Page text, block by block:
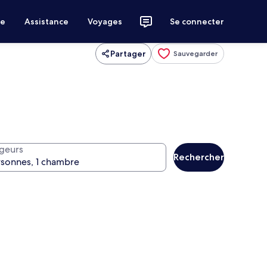
Assistance Voyages Se connecter
Partager Sauvegarder
Rechercher